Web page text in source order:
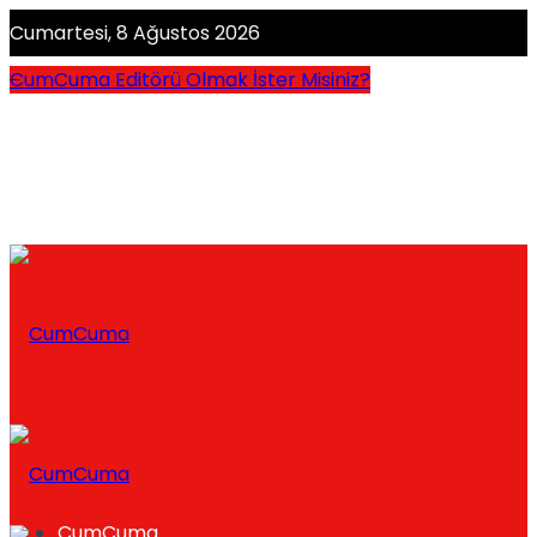
Cumartesi, 8 Ağustos 2026
CumCuma Editörü Olmak İster Misiniz?